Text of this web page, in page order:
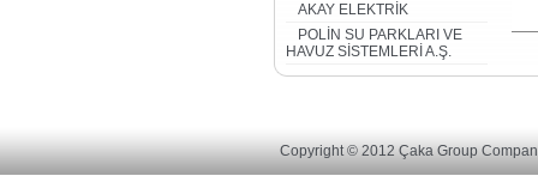
AKAY ELEKTRİK
POLİN SU PARKLARI VE
HAVUZ SİSTEMLERİ A.Ş.
Copyright © 2012 Çaka Group